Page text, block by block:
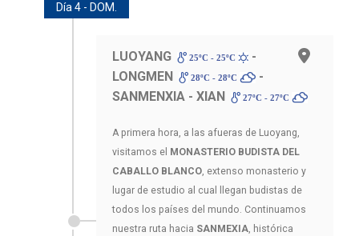
Día 4 - DOM.
LUOYANG 25ºC - 25ºC
-
LONGMEN
28ºC - 28ºC
-
SANMENXIA - XIAN
27ºC - 27ºC
A primera hora, a las afueras de Luoyang,
visitamos el MONASTERIO BUDISTA DEL
CABALLO BLANCO, extenso monasterio y
lugar de estudio al cual llegan budistas de
todos los países del mundo. Continuamos
nuestra ruta hacia SANMEXIA, histórica